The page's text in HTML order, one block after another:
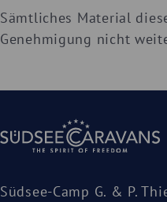
Sämtliches Material
Genehmigung nicht
Südsee-Camp G. & P.